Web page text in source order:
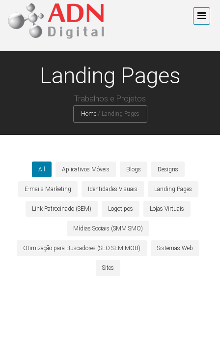
Landing Pages
Trabalhos e Projetos
Home / Landing Pages
All Aplicativos Móveis Blogs Designs
E-mails Marketing Identidades Visuais Landing Pages
Link Patrocinado (SEM) Logotipos Lojas Virtuais
Mídias Sociais (SMM SMO)
Otimização para Buscadores (SEO SEM MOB) Sistemas Web
Sites